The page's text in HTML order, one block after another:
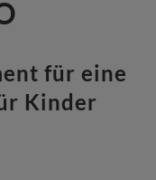
für eine
Kinder